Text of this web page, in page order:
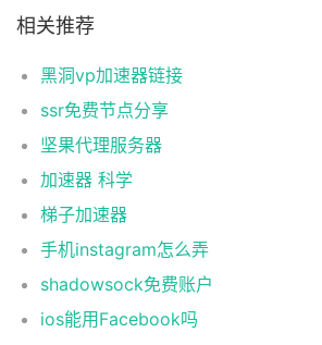
相关推荐
黑洞vp加速器链接
ssr免费节点分享
坚果代理服务器
加速器 科学
梯子加速器
手机instagram怎么弄
shadowsock免费账户
ios能用Facebook吗